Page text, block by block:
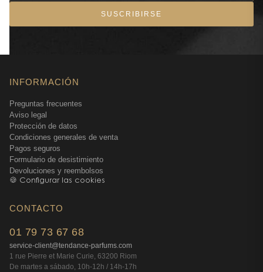
SUSCRIBIRSE
INFORMACIÓN
Preguntas frecuentes
Aviso legal
Protección de datos
Condiciones generales de venta
Pagos seguros
Formulario de desistimiento
Devoluciones y reembolsos
🍪 Configurar las cookies
CONTACTO
01 79 73 67 68
service-client@tendance-parfums.com
1 rue Pierre et Marie Curie, 63200 Riom
De martes a sábado, 10h-12h / 14h-17h